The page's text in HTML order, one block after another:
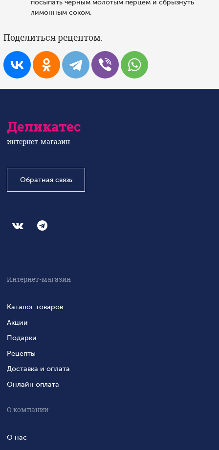
посыпать черным молотым перцем и сбрызнуть
лимонным соком.
Поделиться рецептом:
Деликатес
интернет-магазин
Обратная связь
Интернет-магазин
Каталог товаров
Акции
Подарки
Рецепты
Доставка и оплата
Онлайн оплата
О компании
О нас